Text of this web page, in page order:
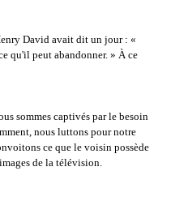
David avait dit un jour : «
qu'il peut abandonner. » À ce
sommes captivés par le besoin
nous luttons pour notre
ce que le voisin possède
de la télévision.